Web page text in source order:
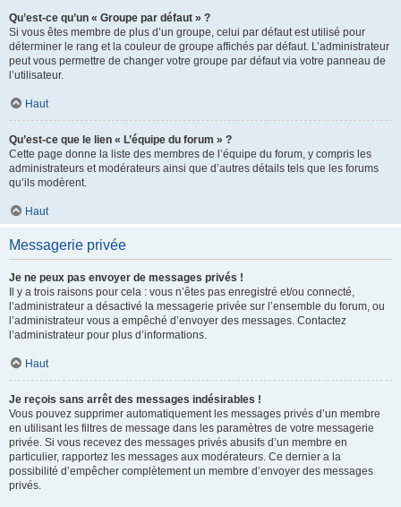
Qu’est-ce qu’un « Groupe par défaut » ?
Si vous êtes membre de plus d’un groupe, celui par défaut est utilisé pour
déterminer le rang et la couleur de groupe affichés par défaut. L’administrateur
peut vous permettre de changer votre groupe par défaut via votre panneau de
l’utilisateur.
Haut
Qu’est-ce que le lien « L’équipe du forum » ?
Cette page donne la liste des membres de l’équipe du forum, y compris les
administrateurs et modérateurs ainsi que d’autres détails tels que les forums
qu’ils modèrent.
Haut
Messagerie privée
Je ne peux pas envoyer de messages privés !
Il y a trois raisons pour cela : vous n’êtes pas enregistré et/ou connecté,
l’administrateur a désactivé la messagerie privée sur l’ensemble du forum, ou
l’administrateur vous a empêché d’envoyer des messages. Contactez
l’administrateur pour plus d’informations.
Haut
Je reçois sans arrêt des messages indésirables !
Vous pouvez supprimer automatiquement les messages privés d’un membre
en utilisant les filtres de message dans les paramètres de votre messagerie
privée. Si vous recevez des messages privés abusifs d’un membre en
particulier, rapportez les messages aux modérateurs. Ce dernier a la
possibilité d’empêcher complètement un membre d’envoyer des messages
privés.